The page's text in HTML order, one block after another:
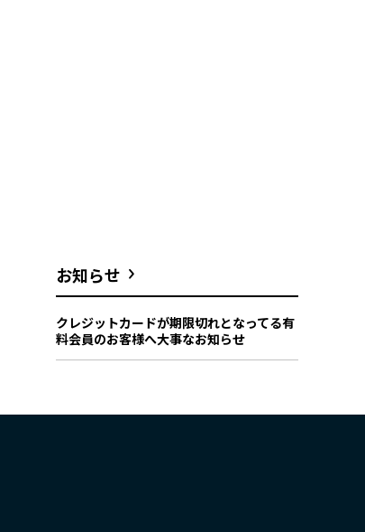
お知らせ
クレジットカードが期限切れとなってる有
料会員のお客様へ大事なお知らせ